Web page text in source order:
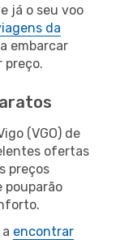
já o seu voo
da
embarcar
preço.
(VGO) de
ofertas
preços
pouparão
encontrar